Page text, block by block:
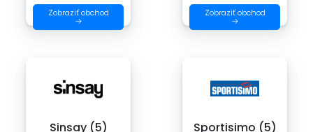
Zobraziť obchod
→
Zobraziť obchod
→
Sinsay (5) Sportisimo (5)